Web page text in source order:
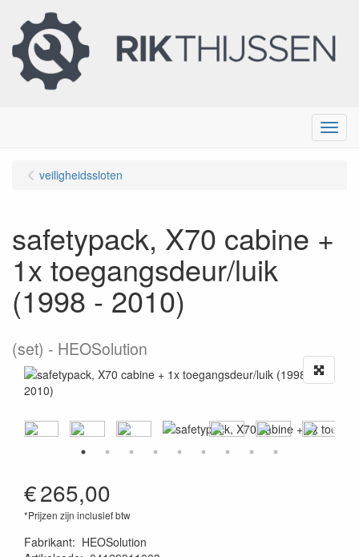
Menu
veiligheidssloten
safetypack, X70 cabine +
1x toegangsdeur/luik
(1998 - 2010)
(set) HEOSolution
€265,00
*Prijzen zijn inclusief btw
Fabrikant: HEOSolution